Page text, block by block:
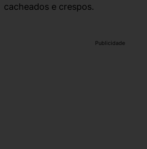
cacheados e crespos.
Publicidade